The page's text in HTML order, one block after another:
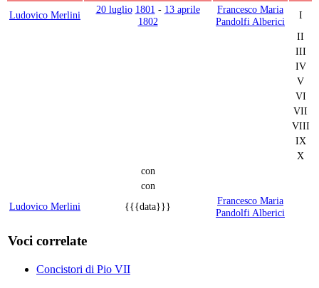
Ludovico Merlini 20 luglio 1801 - 13 aprile
1802
Francesco Maria
Pandolfi Alberici
I
II
III
IV
V
VI
VII
VIII
IX
X
con
con
Ludovico Merlini
{{{data}}}
Francesco Maria
Pandolfi Alberici
Voci correlate
Concistori di Pio VII